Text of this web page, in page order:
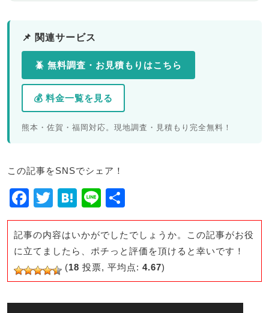
📌 関連サービス
🪲 無料調査・お見積もりはこちら
💰 料金一覧を見る
熊本・佐賀・福岡対応。現地調査・見積もり完全無料！
この記事をSNSでシェア！
F
a
c
e
b
T
wi
tt
er
H
at
e
n
a
Li
n
e
有
記事の内容はいかがでしたでしょうか。この記事がお役
に立てましたら、ポチっと評価を頂けると幸いです！
(18 投票, 平均点: 4.67)